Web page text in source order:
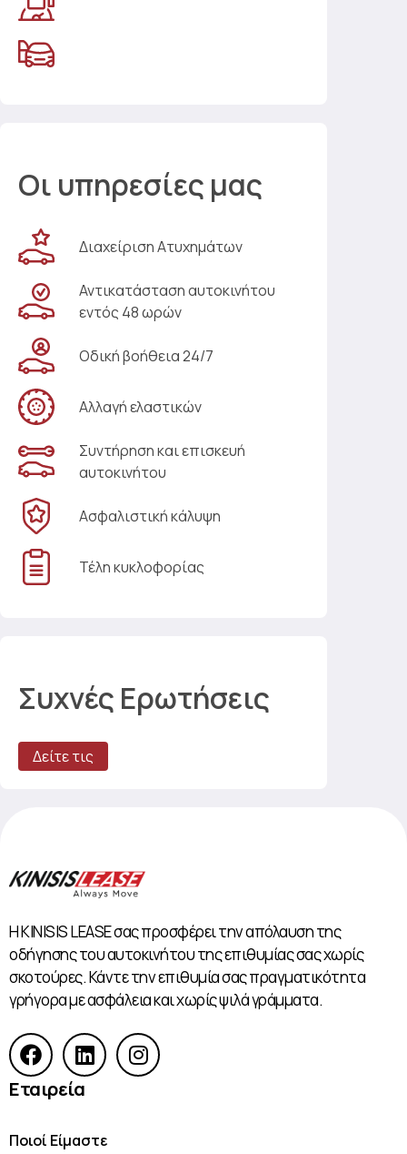
Οι υπηρεσίες μας
Διαχείριση Ατυχημάτων
Αντικατάσταση αυτοκινήτου
εντός 48 ωρών
Οδική βοήθεια 24/7
Αλλαγή ελαστικών
Συντήρηση και επισκευή
αυτοκινήτου
Ασφαλιστική κάλυψη
Τέλη κυκλοφορίας
Συχνές Ερωτήσεις
Δείτε τις
Η KINISIS LEASE σας προσφέρει την απόλαυση της
οδήγησης του αυτοκινήτου της επιθυμίας σας χωρίς
σκοτούρες. Κάντε την επιθυμία σας πραγματικότητα
γρήγορα με ασφάλεια και χωρίς ψιλά γράμματα.
Εταιρεία
Ποιοί Είμαστε